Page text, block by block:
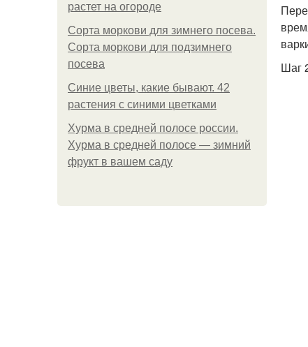
растет на огороде
Сорта моркови для зимнего посева.
Сорта моркови для подзимнего
посева
Синие цветы, какие бывают. 42
растения с синими цветками
Хурма в средней полосе россии.
Хурма в средней полосе — зимний
фрукт в вашем саду
Шаг